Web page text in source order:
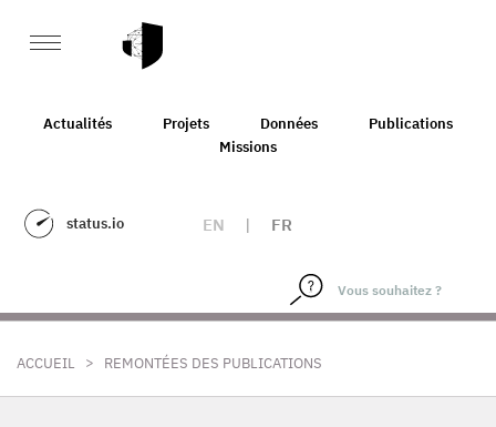
Actualités Projets Données
Publications
Missions
status.io EN | FR
ACCUEIL > REMONTÉES DES PUBLICATIONS